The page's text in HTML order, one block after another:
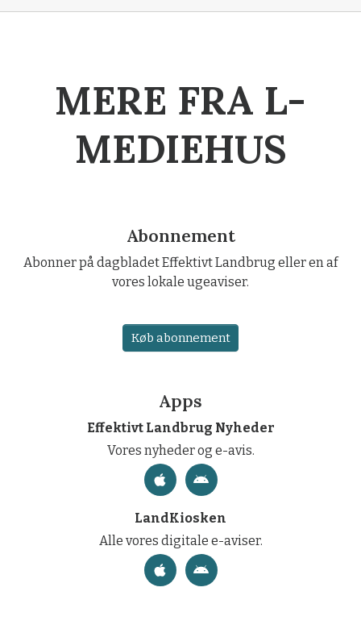
MERE FRA L-
MEDIEHUS
Abonnement
Abonner på dagbladet Effektivt Landbrug eller en af
vores lokale ugeaviser.
Køb abonnement
Apps
Effektivt Landbrug Nyheder
Vores nyheder og e-avis.
LandKiosken
Alle vores digitale e-aviser.